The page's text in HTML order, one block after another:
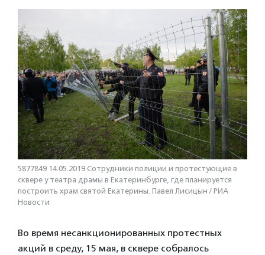
5877849 14.05.2019 Сотрудники полиции и протестующие в
сквере у театра драмы в Екатеринбурге, где планируется
построить храм святой Екатерины. Павел Лисицын / РИА
Новости
Во время несанкционированных протестных
акций в среду, 15 мая, в сквере собралось